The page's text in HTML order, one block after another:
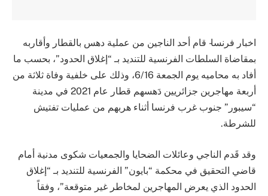
اخبار فرنسا- قام أحد الناجين من عملية دهس بالقطار وأقاربه
بمقاضاة السلطات الفرنسية للتنديد بـ “إغلاق الحدود”، بحسب ما
أفاد به محاميه يوم الجمعة 6/16، وذلك على خلفية وفاة ثلاثة من
أربعة مهاجرين جزائريين دَهسهم قطار عام 2021 في مدينة
“سيبور” جنوب غرب فرنسا أثناء هربهم من عمليات تفتيش
للشرطة.
وقد قَدم الناجي وعائلات الضحايا والجمعيات شكوى مدنية أمام
قاضي التحقيق في محكمة “بايون” الفرنسية للتنديد بـ “إغلاق
الحدود الذي يعرض المهاجرين لمخاطر غير متوقعة”، وفقاً